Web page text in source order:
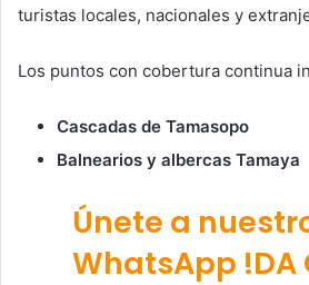
turistas locales, nacionales y
Los puntos con cobertura continua
Cascadas de Tamasopo
Balnearios y albercas Tamaya
Únete a
WhatsApp !DA